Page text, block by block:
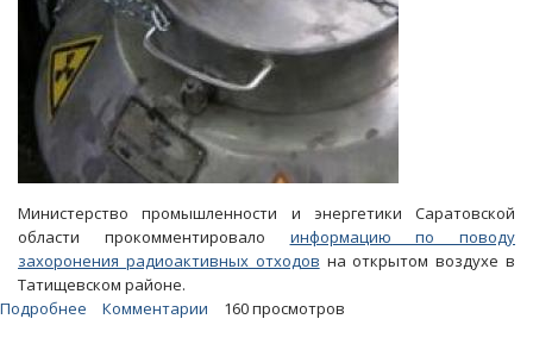
Министерство промышленности и энергетики Саратовской
области прокомментировало информацию по поводу
захоронения радиоактивных отходов на открытом воздухе в
Татищевском районе.
Подробнее
Комментарии 160 просмотров